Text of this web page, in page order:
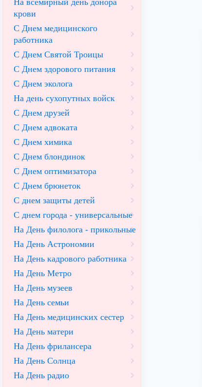
На всемирный день донора
крови
С Днем медицинского
работника
С Днем Святой Троицы
С Днем здорового питания
С Днем эколога
На день сухопутных войск
С Днем друзей
С Днем адвоката
С Днем химика
С Днем блондинок
С Днем оптимизатора
С Днем брюнеток
С днем защиты детей
С днем города - универсальные
На День филолога - прикольные
На День Астрономии
На День кадрового работника
На День Метро
На День музеев
На День семьи
На День медицинских сестер
На День матери
На День фрилансера
На День Солнца
На День радио